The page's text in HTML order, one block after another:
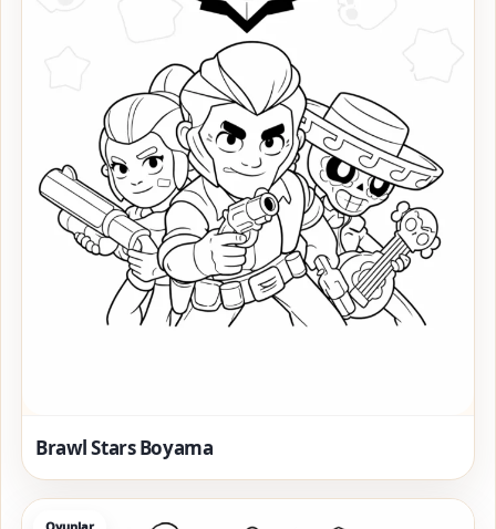
Brawl Stars Boyama